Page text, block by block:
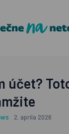
účet?
2. apríla 2026